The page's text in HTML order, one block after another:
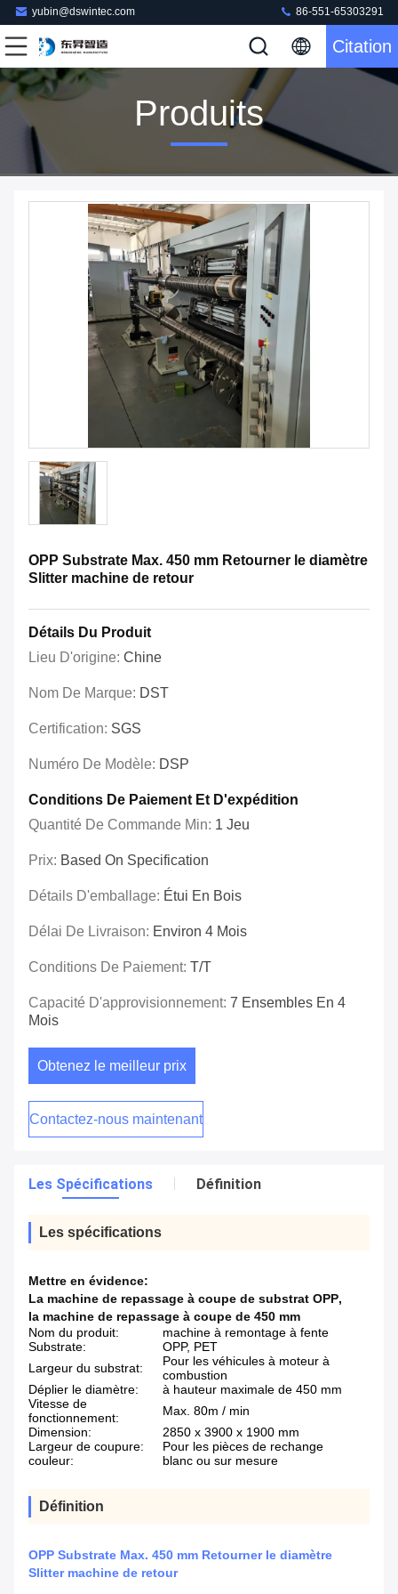
yubin@dswintec.com 86-551-65303291
Citation
Produits
OPP Substrate Max. 450 mm Retourner le diamètre
Slitter machine de retour
Détails Du Produit
Lieu D'origine: Chine
Nom De Marque: DST
Certification: SGS
Numéro De Modèle: DSP
Conditions De Paiement Et D'expédition
Quantité De Commande Min: 1 Jeu
Prix: Based On Specification
Détails D'emballage: Étui En Bois
Délai De Livraison: Environ 4 Mois
Conditions De Paiement: T/T
Capacité D'approvisionnement: 7 Ensembles En 4
Mois
Obtenez le meilleur prix
Contactez-nous maintenant
Les Spécifications Définition
Les spécifications
Mettre en évidence:
La machine de repassage à coupe de substrat OPP,
la machine de repassage à coupe de 450 mm
Nom du produit:
machine à remontage à fente
Substrate:
OPP, PET
Largeur du substrat:
Pour les véhicules à moteur à
combustion
Déplier le diamètre:
à hauteur maximale de 450 mm
Vitesse de
fonctionnement:
Max. 80m / min
Dimension:
2850 x 3900 x 1900 mm
Largeur de coupure:
Pour les pièces de rechange
couleur:
blanc ou sur mesure
Définition
OPP Substrate Max. 450 mm Retourner le diamètre
Slitter machine de retour